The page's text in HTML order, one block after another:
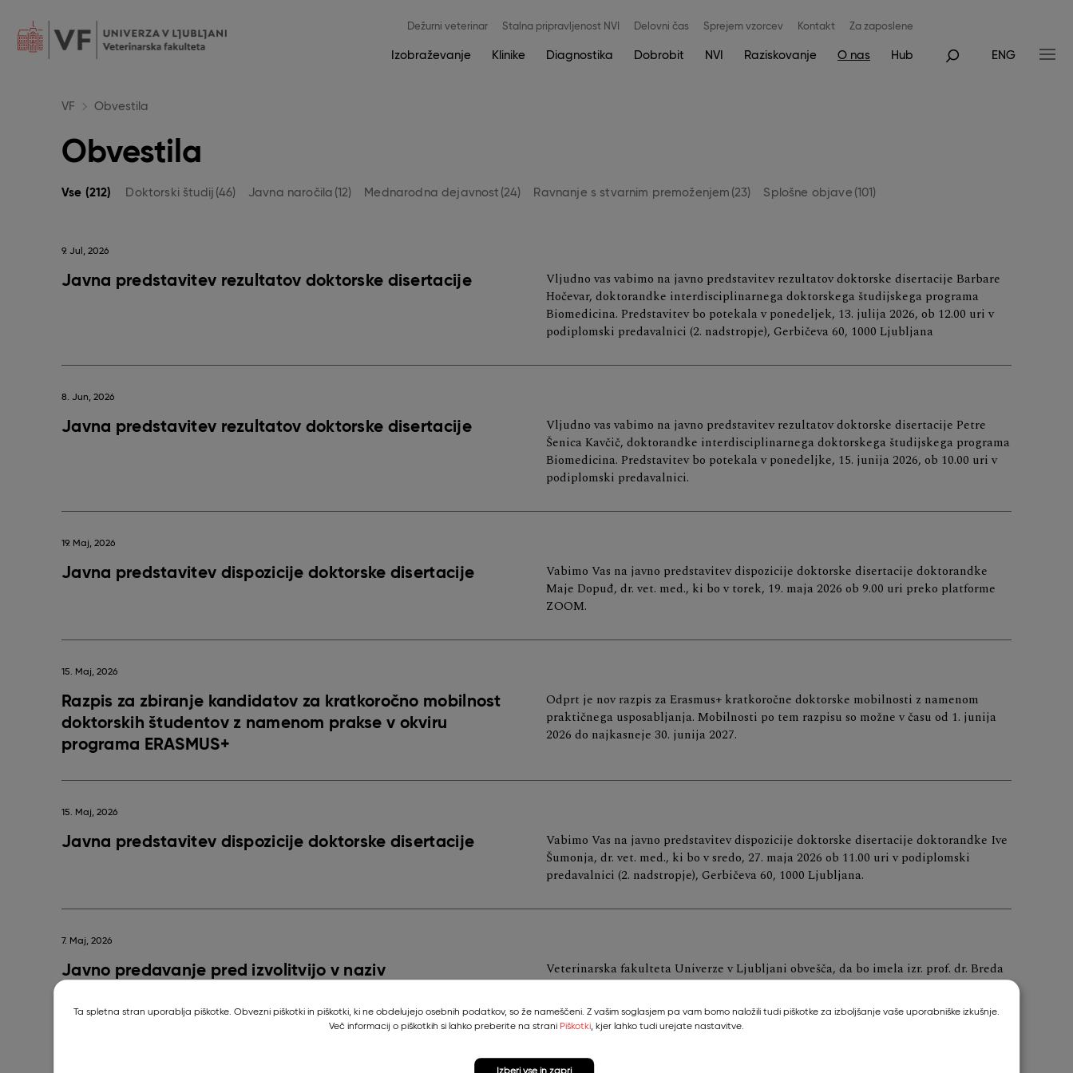
main
content
POJDI
Dežurni veterinar Stalna pripravljenost NVI Delovni čas Sprejem vzorcev Kontakt Za zaposlene
Izobraževanje Klinike Diagnostika Dobrobit NVI Raziskovanje O nas Hub ENG
VF Obvestila
Obvestila
Vse (212) Doktorski študij (46) Javna naročila (12) Mednarodna dejavnost (24) Ravnanje s stvarnim premoženjem (23) Splošne objave (101)
9. Jul, 2026
Javna predstavitev rezultatov doktorske disertacije
Vljudno vas vabimo na javno predstavitev rezultatov doktorske disertacije Barbare
Hočevar, doktorandke interdisciplinarnega doktorskega študijskega programa
Biomedicina. Predstavitev bo potekala v ponedeljek, 13. julija 2026, ob 12.00 uri v
podiplomski predavalnici (2. nadstropje), Gerbičeva 60, 1000 Ljubljana
8. Jun, 2026
Javna predstavitev rezultatov doktorske disertacije
Vljudno vas vabimo na javno predstavitev rezultatov doktorske disertacije Petre
Šenica Kavčič, doktorandke interdisciplinarnega doktorskega študijskega programa
Biomedicina. Predstavitev bo potekala v ponedeljke, 15. junija 2026, ob 10.00 uri v
podiplomski predavalnici.
19. Maj, 2026
Javna predstavitev dispozicije doktorske disertacije
Vabimo Vas na javno predstavitev dispozicije doktorske disertacije doktorandke
Maje Dopuđ, dr. vet. med., ki bo v torek, 19. maja 2026 ob 9.00 uri preko platforme
ZOOM.
15. Maj, 2026
Razpis za zbiranje kandidatov za kratkoročno mobilnost
doktorskih študentov z namenom prakse v okviru
programa ERASMUS+
Odprt je nov razpis za Erasmus+ kratkoročne doktorske mobilnosti z namenom
praktičnega usposabljanja. Mobilnosti po tem razpisu so možne v času od 1. junija
2026 do najkasneje 30. junija 2027.
15. Maj, 2026
Javna predstavitev dispozicije doktorske disertacije
Vabimo Vas na javno predstavitev dispozicije doktorske disertacije doktorandke Ive
Šumonja, dr. vet. med., ki bo v sredo, 27. maja 2026 ob 11.00 uri v podiplomski
predavalnici (2. nadstropje), Gerbičeva 60, 1000 Ljubljana.
7. Maj, 2026
Javno predavanje pred izvolitvijo v naziv
Veterinarska fakulteta Univerze v Ljubljani obvešča, da bo imela izr. prof. dr. Breda
Jakovac Strajn, dr. vet. med. javno predavanje pred izvolitvijo v naziv redna
profesorica.
Ta spletna stran uporablja piškotke. Obvezni piškotki in piškotki, ki ne obdelujejo osebnih podatkov, so že nameščeni. Z vašim soglasjem pa vam bomo naložili tudi piškotke za izboljšanje vaše uporabniške izkušnje.
Več informacij o piškotkih si lahko preberite na strani Piškotki, kjer lahko tudi urejate nastavitve.